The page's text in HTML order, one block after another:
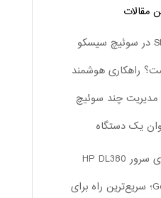
مقالات
Stack در سوئیچ سیسکو
راهکاری هوشمند
مدیریت چند سوئیچ
یک دستگاه
ارتقای سرور HP DL380
Gen10؛ سریع‌ترین راه برای